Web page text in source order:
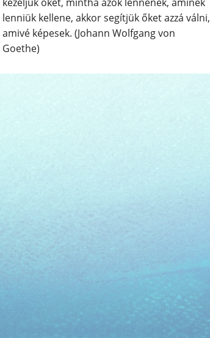
lenniük kellene, akkor segítjük őket azzá válni,
amivé képesek. (Johann Wolfgang von
Goethe)